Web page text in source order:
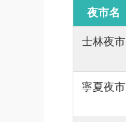
夜市名
士林夜市
寧夏夜市